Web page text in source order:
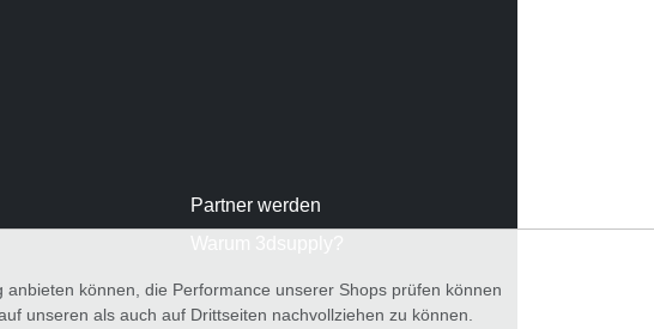
Partner werden
können, die Performance unserer Shops prüfen können
unseren als auch auf Drittseiten nachvollziehen zu können.